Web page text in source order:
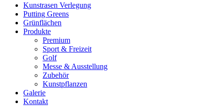
Kunstrasen Verlegung
Putting Greens
Grünflächen
Produkte
Premium
Sport & Freizeit
Golf
Messe & Ausstellung
Zubehör
Kunstpflanzen
Galerie
Kontakt